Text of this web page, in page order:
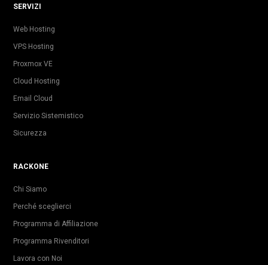
SERVIZI
Web Hosting
VPS Hosting
Proxmox VE
Cloud Hosting
Email Cloud
Servizio Sistemistico
Sicurezza
RACKONE
Chi Siamo
Perché sceglierci
Programma di Affiliazione
Programma Rivenditori
Lavora con Noi